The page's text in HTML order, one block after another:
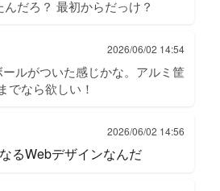
んだろ？ 最初からだっけ？
2026/06/02 14:54
ルがついた感じかな。アルミ筐
でなら欲しい！
2026/06/02 14:56
るWebデザインなんだ